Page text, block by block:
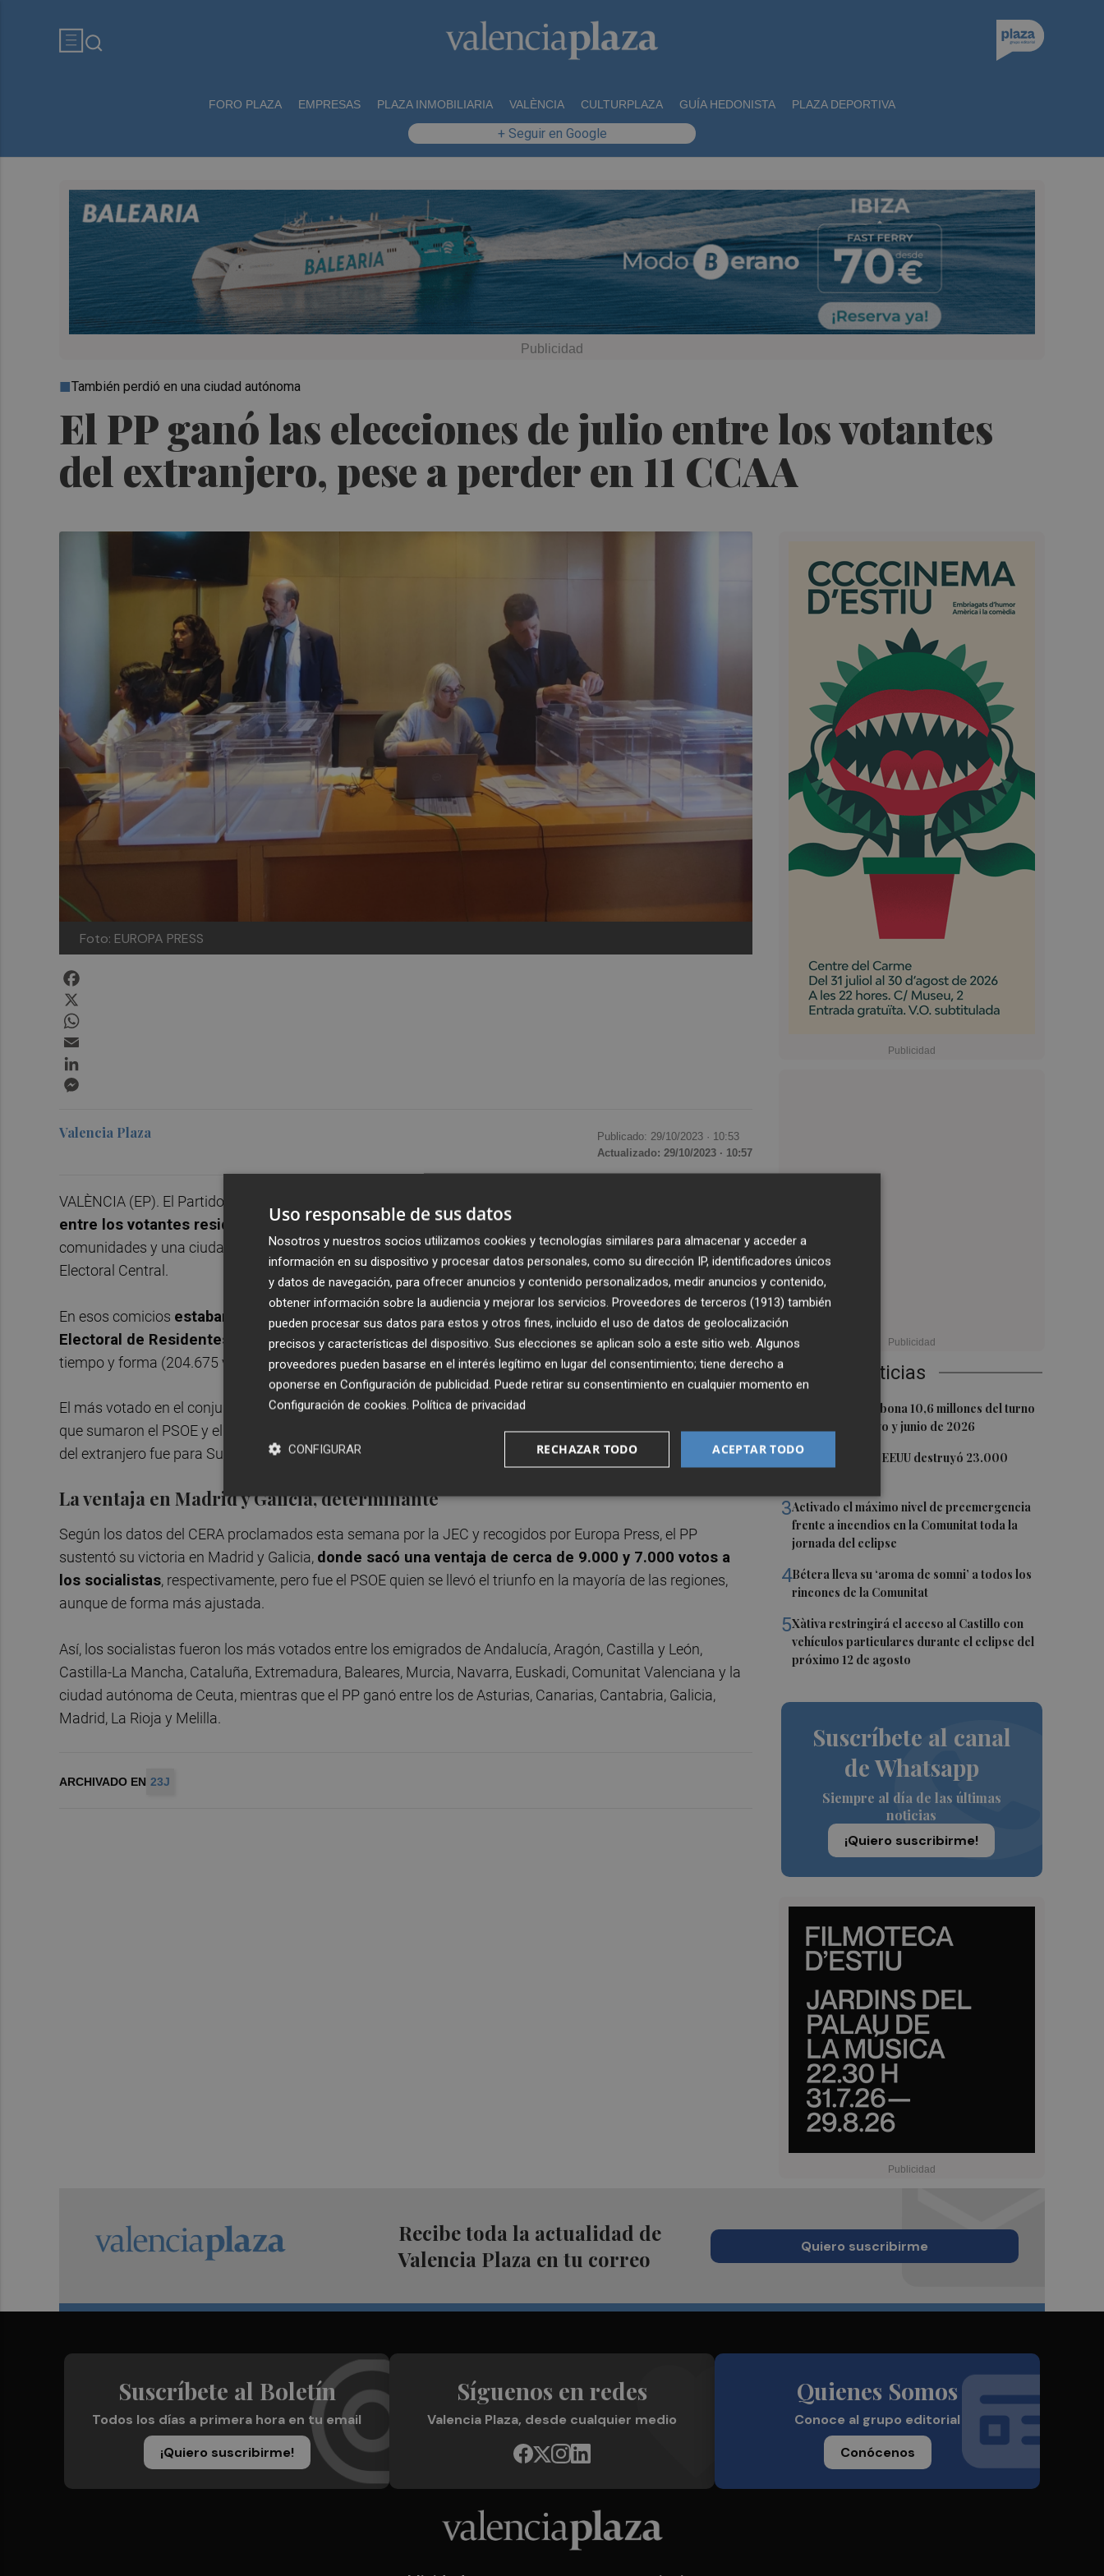
FORO PLAZA EMPRESAS PLAZA INMOBILIARIA VALÈNCIA CULTURPLAZA GUÍA HEDONISTA PLAZA DEPORTIVA
+ Seguir en Google
El PP ganó las elecciones de julio entre los votantes
del extranjero, pese a perder en 11 CCAA
También perdió en una ciudad autónoma
Foto: EUROPA PRESS
Últimas Noticias
La Generalitat abona 10,6 millones del turno
de oficio de mayo y junio de 2026
2La economía de EEUU destruyó 23.000
3Activado el máximo nivel de preemergencia
frente a incendios en la Comunitat toda la
jornada del eclipse
4Bétera lleva su ‘aroma de somni’ a todos los
rincones de la Comunitat
5Xàtiva restringirá el acceso al Castillo con
vehículos particulares durante el eclipse del
próximo 12 de agosto
Suscríbete al canal
de Whatsapp
Siempre al día de las últimas
noticias
¡Quiero suscribirme!
Valencia Plaza Publicado: 29/10/2023 · 10:53
Actualizado: 29/10/2023 · 10:57
VALÈNCIA (EP). El Partido Popular
entre los votantes residentes en el extranjero, pese a ser derrotado por los socialistas en once
comunidades y una ciudad autónoma, según los datos definitivos que acaba de proclamar la Junta
Electoral Central.
En esos comicios estaban llamadas a las urnas 2,28 millones de españoles inscritos en el Censo
Electoral de Residentes Ausentes (CERA), pero sólo una décima parte ejerció su derecho a voto en
tiempo y forma (204.675 votos válidos).
El más votado en el conjunto de circunscripciones fue el PP, con 66.422 votos frente a las 58.973 papeletas
que sumaron el PSOE y el PSC. Al contrario que en el conjunto del censo, la tercera plaza entre los votantes
del extranjero fue para Sumar, que con 29.958 papeletas derrotó a Vox, que obtuvo 22.680 votos.
La ventaja en Madrid y Galicia, determinante
Según los datos del CERA proclamados esta semana por la JEC y recogidos por Europa Press, el PP
sustentó su victoria en Madrid y Galicia, donde sacó una ventaja de cerca de 9.000 y 7.000 votos a
los socialistas, respectivamente, pero fue el PSOE quien se llevó el triunfo en la mayoría de las regiones,
aunque de forma más ajustada.
Así, los socialistas fueron los más votados entre los emigrados de Andalucía, Aragón, Castilla y León,
Castilla-La Mancha, Cataluña, Extremadura, Baleares, Murcia, Navarra, Euskadi, Comunitat Valenciana y la
ciudad autónoma de Ceuta, mientras que el PP ganó entre los de Asturias, Canarias, Cantabria, Galicia,
Madrid, La Rioja y Melilla.
ARCHIVADO EN 23J
Recibe toda la actualidad de
Valencia Plaza en tu correo
Quiero suscribirme
Suscríbete al Boletín
Todos los días a primera hora en tu email
¡Quiero suscribirme!
Síguenos en redes
Valencia Plaza, desde cualquier medio
Quienes Somos
Conoce al grupo editorial
Conócenos
Uso responsable de sus datos
Nosotros y nuestros socios utilizamos cookies y tecnologías similares para almacenar y acceder a
información en su dispositivo y procesar datos personales, como su dirección IP, identificadores únicos
y datos de navegación, para ofrecer anuncios y contenido personalizados, medir anuncios y contenido,
obtener información sobre la audiencia y mejorar los servicios. Proveedores de terceros (1913) también
pueden procesar sus datos para estos y otros fines, incluido el uso de datos de geolocalización
precisos y características del dispositivo. Sus elecciones se aplican solo a este sitio web. Algunos
proveedores pueden basarse en el interés legítimo en lugar del consentimiento; tiene derecho a
oponerse en Configuración de publicidad. Puede retirar su consentimiento en cualquier momento en
Configuración de cookies. Política de privacidad
ACEPTAR TODO
RECHAZAR TODO
CONFIGURAR